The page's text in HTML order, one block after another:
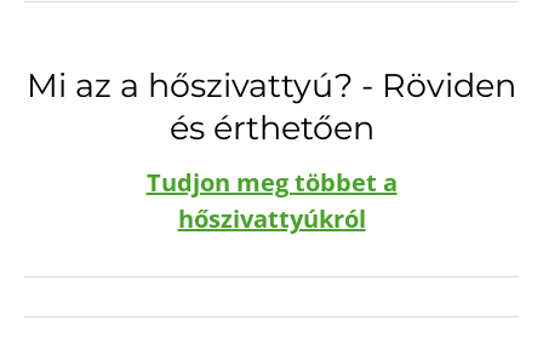
Mi az a hőszivattyú? - Röviden
és érthetően
Tudjon meg többet a
hőszivattyúkról